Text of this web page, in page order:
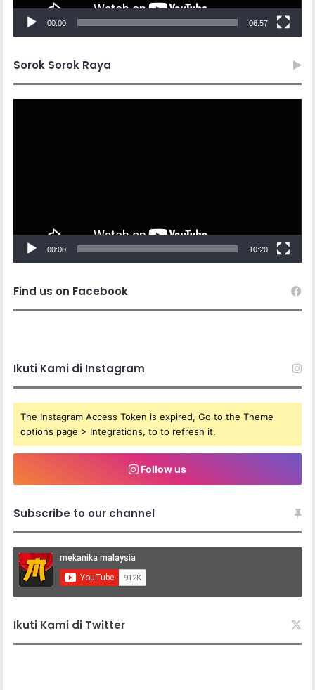
00:00 06:57
Sorok Sorok Raya
00:00 10:20
Find us on Facebook
Ikuti Kami di Instagram
The Instagram Access Token is expired, Go to the Theme
options page > Integrations, to to refresh it.
Follow us
Subscribe to our channel
Ikuti Kami di Twitter